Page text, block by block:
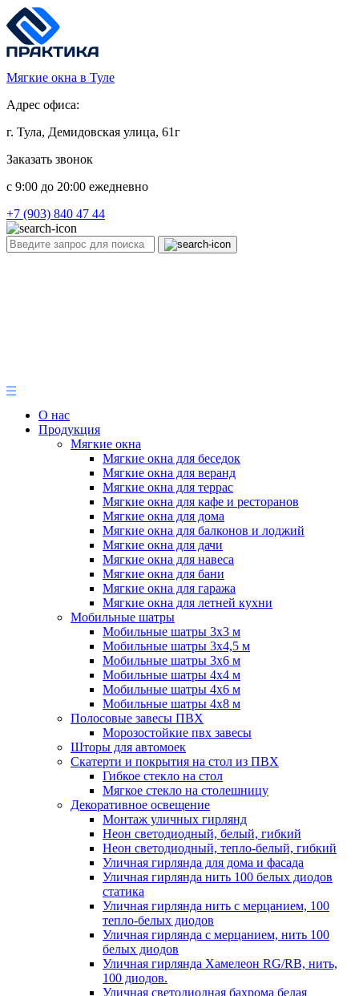
Мягкие окна в Туле
Адрес офиса:
г. Тула, Демидовская улица, 61г
Заказать звонок
c 9:00 до 20:00 ежедневно
+7 (903) 840 47 44
О нас
Продукция
Мягкие окна
Мягкие окна для беседок
Мягкие окна для веранд
Мягкие окна для террас
Мягкие окна для кафе и ресторанов
Мягкие окна для дома
Мягкие окна для балконов и лоджий
Мягкие окна для дачи
Мягкие окна для навеса
Мягкие окна для бани
Мягкие окна для гаража
Мягкие окна для летней кухни
Мобильные шатры
Мобильные шатры 3х3 м
Мобильные шатры 3х4,5 м
Мобильные шатры 3х6 м
Мобильные шатры 4х4 м
Мобильные шатры 4х6 м
Мобильные шатры 4х8 м
Полосовые завесы ПВХ
Морозостойкие пвх завесы
Шторы для автомоек
Скатерти и покрытия на стол из ПВХ
Гибкое стекло на стол
Мягкое стекло на столешницу
Декоративное освещение
Монтаж уличных гирлянд
Неон светодиодный, белый, гибкий
Неон светодиодный, тепло-белый, гибкий
Уличная гирлянда для дома и фасада
Уличная гирлянда нить 100 белых диодов
статика
Уличная гирлянда нить с мерцанием, 100
тепло-белых диодов
Уличная гирлянда с мерцанием, нить 100
белых диодов
Уличная гирлянда Хамелеон RG/RB, нить,
100 диодов.
Уличная светодиодная бахрома белая